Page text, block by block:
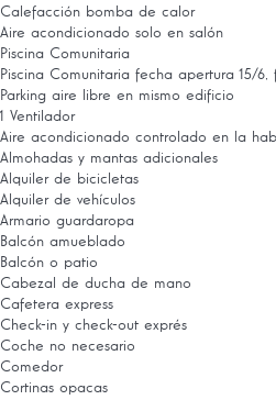
Calefacción bomba de calor
Aire acondicionado solo en salón
Piscina Comunitaria
Piscina Comunitaria fecha apertura 15/6,
Parking aire libre en mismo edificio
1 Ventilador
Aire acondicionado controlado en la
Almohadas y mantas adicionales
Alquiler de bicicletas
Alquiler de vehículos
Armario guardaropa
Balcón amueblado
Balcón o patio
Cabezal de ducha de mano
Cafetera express
Check-in y check-out exprés
Coche no necesario
Comedor
Cortinas opacas